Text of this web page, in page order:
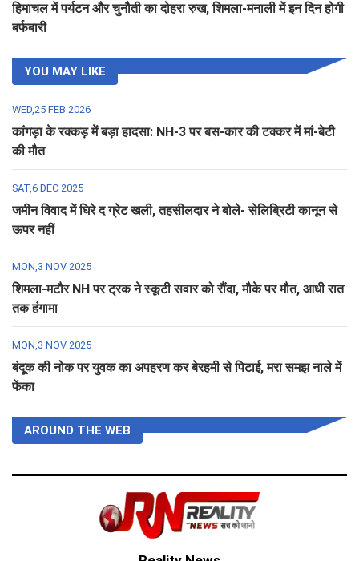
हिमाचल में पर्यटन और चुनौती का दोहरा रुख, शिमला-मनाली में इन दिन होगी
बर्फबारी
YOU MAY LIKE
WED,25 FEB 2026
कांगड़ा के रक्कड़ में बड़ा हादसा: NH-3 पर बस-कार की टक्कर में मां-बेटी
की मौत
SAT,6 DEC 2025
जमीन विवाद में घिरे द ग्रेट खली, तहसीलदार ने बोले- सेलिब्रिटी कानून से
ऊपर नहीं
MON,3 NOV 2025
शिमला-मटौर NH पर ट्रक ने स्कूटी सवार को रौंदा, मौके पर मौत, आधी रात
तक हंगामा
MON,3 NOV 2025
बंदूक की नोक पर युवक का अपहरण कर बेरहमी से पिटाई, मरा समझ नाले में
फेंका
AROUND THE WEB